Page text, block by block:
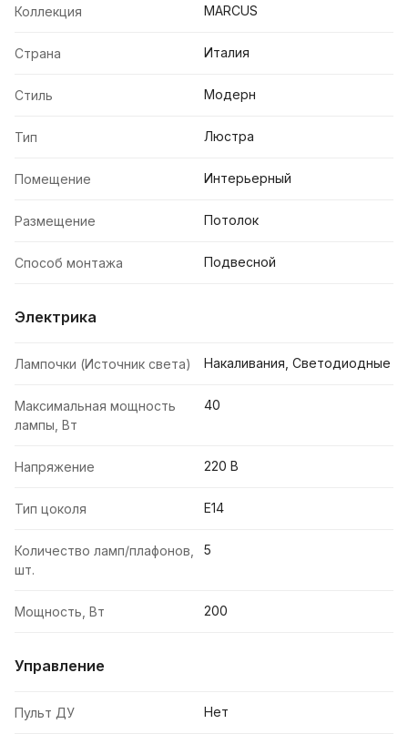
Коллекция MARCUS
Страна Италия
Стиль Модерн
Тип Люстра
Помещение Интерьерный
Размещение Потолок
Способ монтажа Подвесной
Электрика
Лампочки (Источник света) Накаливания, Светодиодные
Максимальная мощность
лампы, Вт
40
Напряжение 220 В
Тип цоколя E14
Количество ламп/плафонов,
шт.
5
Мощность, Вт 200
Управление
Пульт ДУ Нет